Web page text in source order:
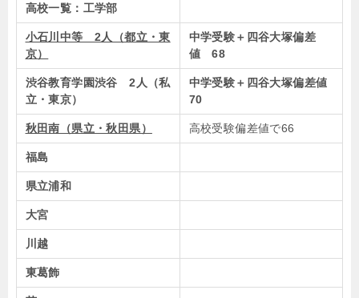
高校一覧：工学部
小石川中等 2人（都立・東
京）
中学受験＋四谷大塚偏差
値 68
渋谷教育学園渋谷 2人（私
立・東京）
中学受験＋四谷大塚偏差値
70
秋田南（県立・秋田県） 高校受験偏差値で66
福島
県立浦和
大宮
川越
東葛飾